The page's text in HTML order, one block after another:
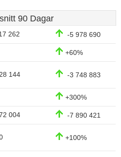
90 Dagar
262 -5 978 690
+60%
144 -3 748 883
+300%
004 -7 890 421
+100%